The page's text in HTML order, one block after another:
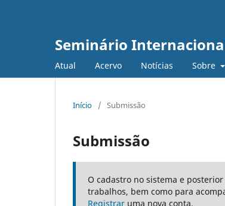
Seminário
Atual Acervo Notícias Sobre
Início / Submissão
Submissão
O cadastro no sistema e
trabalhos, bem como para
Registrar uma nova conta.